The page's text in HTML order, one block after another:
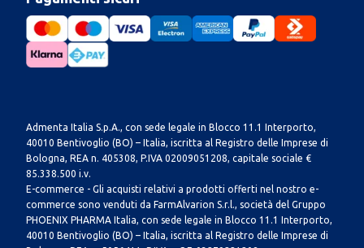
Admenta Italia S.p.A., con sede legale in Blocco 11.1 Interporto,
40010 Bentivoglio (BO) – Italia, iscritta al Registro delle Imprese di
Bologna, REA n. 405308, P.IVA 02009051208, capitale sociale €
85.338.500 i.v.
E-commerce - Gli acquisti relativi a prodotti offerti nel nostro e-
commerce sono venduti da FarmAlvarion S.r.l., società del Gruppo
PHOENIX PHARMA Italia, con sede legale in Blocco 11.1 Interporto,
40010 Bentivoglio (BO) – Italia, iscritta al Registro delle Imprese di